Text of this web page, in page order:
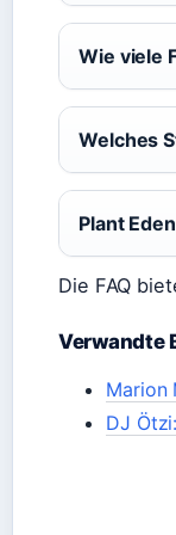
Wie viele
Welches
Plant
Die FAQ
Verwandte
Marion
DJ